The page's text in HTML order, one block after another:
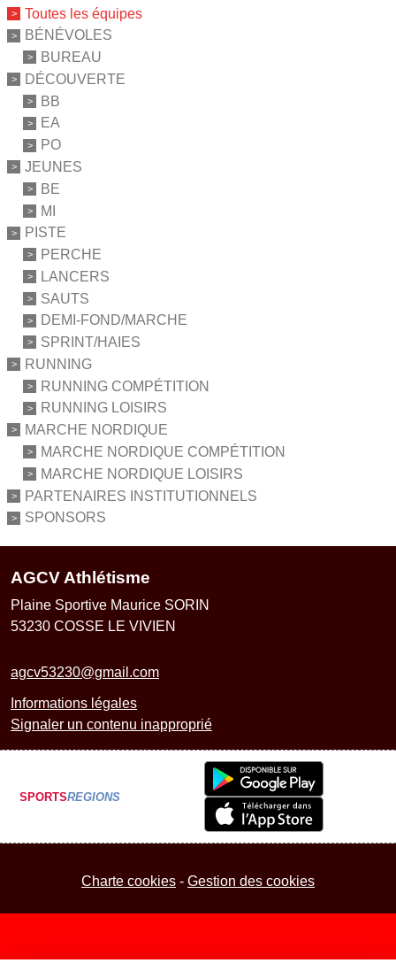
Toutes les équipes
BÉNÉVOLES
BUREAU
DÉCOUVERTE
BB
EA
PO
JEUNES
BE
MI
PISTE
PERCHE
LANCERS
SAUTS
DEMI-FOND/MARCHE
SPRINT/HAIES
RUNNING
RUNNING COMPÉTITION
RUNNING LOISIRS
MARCHE NORDIQUE
MARCHE NORDIQUE COMPÉTITION
MARCHE NORDIQUE LOISIRS
PARTENAIRES INSTITUTIONNELS
SPONSORS
AGCV Athlétisme
Plaine Sportive Maurice SORIN
53230 COSSE LE VIVIEN
agcv53230@gmail.com
Informations légales
Signaler un contenu inapproprié
SPORTSREGIONS
Charte cookies Gestion des cookies